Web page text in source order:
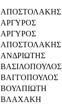
ΑΠΟΣΤΟΛΑΚΗΣ
ΑΡΓΥΡΟΣ
ΑΡΓΥΡΟΣ
ΑΠΟΣΤΟΛΑΚΗΣ
ΑΝΔΡΙΩΤΗΣ
ΒΑΣΙΛΟΠΟΥΛΟΣ
ΒΑΓΓΟΠΟΥΛΟΣ
ΒΟΥΛΠΙΩΤΗ
ΒΛΑΧΑΚΗ